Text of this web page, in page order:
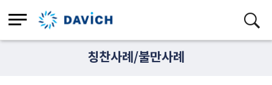
칭찬사례/불만사례